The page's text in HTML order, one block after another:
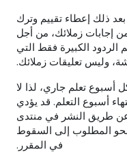
ذلك إعطاء تقييم وترك
(٣) على الأقل من إجابات زملائك، من أجل
الكبيرة فقط التي
وليس تعليقات زملائك.
تعلم جاري، لذا لا
أسبوع التعلم. قد يؤدي
طريق النشر في منتدى
المطلوب إلى السقوط
في المقرر.